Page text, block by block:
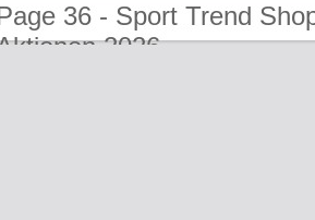
36 - Sport Trend
2026